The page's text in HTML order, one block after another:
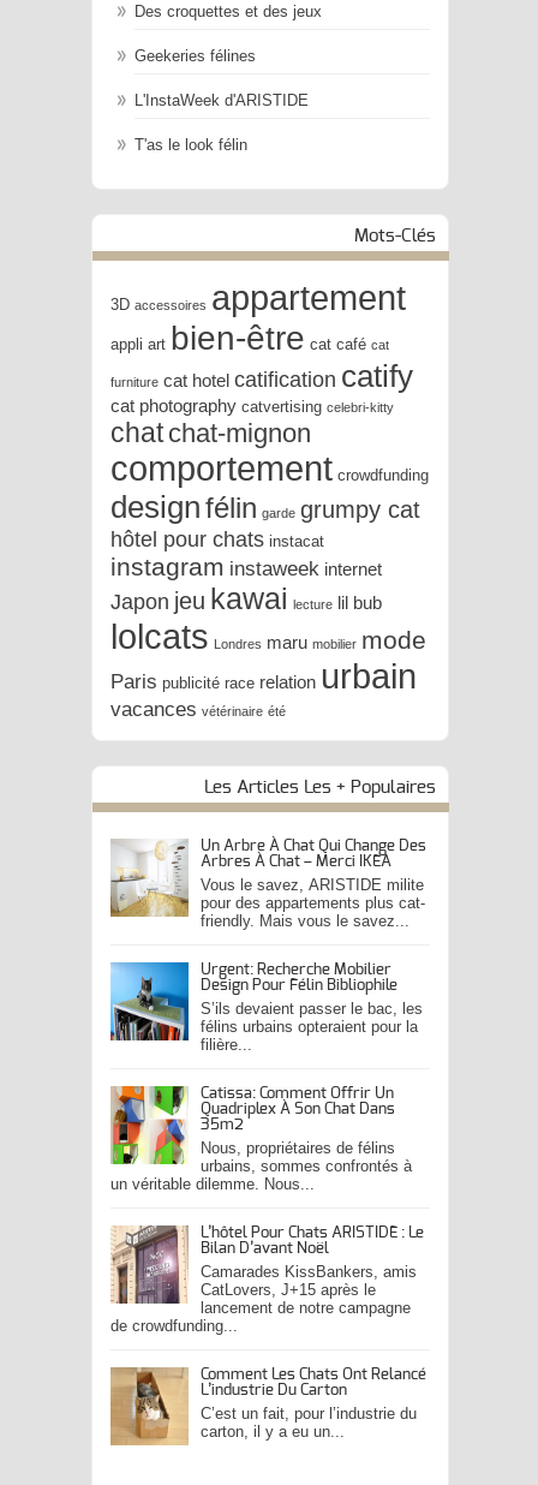
Des croquettes et des jeux
Geekeries félines
L'InstaWeek d'ARISTIDE
T'as le look félin
Mots-Clés
3D accessoires appartement
appli art bien-être cat café cat
furniture cat hotel catification catify
cat photography catvertising celebri-kitty
chat chat-mignon
comportement crowdfunding
designfélin garde grumpy cat
hôtel pour chats instacat
instagram instaweek internet
Japon jeu kawai lecture lil bub
lolcats Londres maru mobilier mode
Paris publicité race relation urbain
vacances vétérinaire été
Les Articles Les + Populaires
Un Arbre À Chat Qui Change Des
Arbres À Chat – Merci IKEA
Vous le savez, ARISTIDE milite
pour des appartements plus cat-
friendly. Mais vous le savez...
Urgent: Recherche Mobilier
Design Pour Félin Bibliophile
S’ils devaient passer le bac, les
félins urbains opteraient pour la
filière...
Catissa: Comment Offrir Un
Quadriplex À Son Chat Dans
35m2
Nous, propriétaires de félins
urbains, sommes confrontés à
un véritable dilemme. Nous...
L’hôtel Pour Chats ARISTIDE : Le
Bilan D’avant Noël
Camarades KissBankers, amis
CatLovers, J+15 après le
lancement de notre campagne
de crowdfunding...
Comment Les Chats Ont Relancé
L’industrie Du Carton
C’est un fait, pour l’industrie du
carton, il y a eu un...